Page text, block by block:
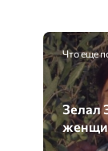
Что еще
Зелал